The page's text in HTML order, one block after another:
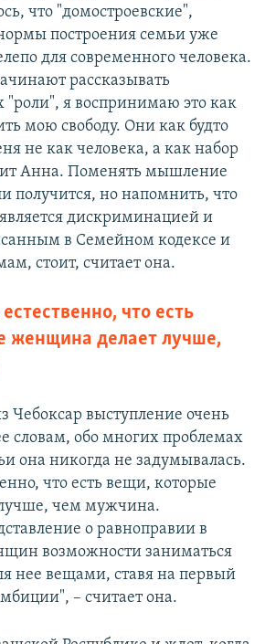
что "домостроевские",
построения семьи уже
для современного человека.
рассказывать
я воспринимаю это как
мою свободу. Они как будто
не как человека, а как набор
Анна. Поменять мышление
получится, но напомнить, что
дискриминацией и
в Семейном кодексе и
стоит, считает она.
что есть
женщина делает лучше,
Чебоксар выступление очень
словам, обо многих проблемах
она никогда не задумывалась.
что есть вещи, которые
чем мужчина.
о равноправии в
возможности заниматься
нее вещами, ставя на первый
– считает она.